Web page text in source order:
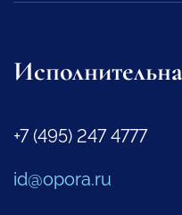
+7 (495) 247 4777
id@opora.ru